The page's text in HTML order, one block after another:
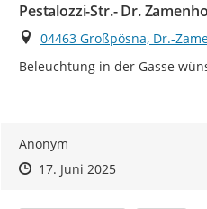
Pestalozzi-Str.- Dr.
Ort
04463 Großpösna, Dr.-
Beleuchtung in der Gasse
Anonym
Zeitpunkt des Erstellens
Zeitpunkt des Erstellens
17. Juni 2025Zur Äußerung